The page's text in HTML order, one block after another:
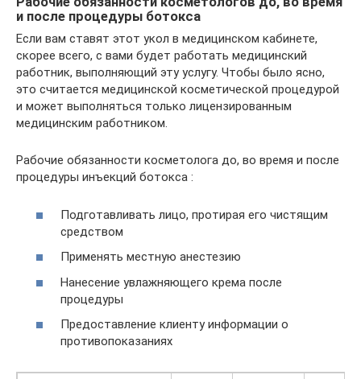
и после процедуры ботокса
Если вам ставят этот укол в медицинском кабинете,
скорее всего, с вами будет работать медицинский
работник, выполняющий эту услугу. Чтобы было ясно,
это считается медицинской косметической процедурой
и может выполняться только лицензированным
медицинским работником.
Рабочие обязанности косметолога до, во время и после
процедуры инъекций ботокса :
Подготавливать лицо, протирая его чистящим
средством
Применять местную анестезию
Нанесение увлажняющего крема после
процедуры
Предоставление клиенту информации о
противопоказаниях